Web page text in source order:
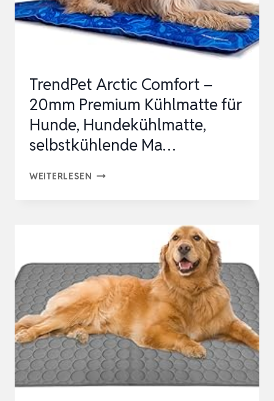
KÜHLMATTE
HUND
SELBSTKÜHLENDE
TrendPet Arctic Comfort –
20mm Premium Kühlmatte für
Hunde, Hundekühlmatte,
selbstkühlende Ma…
WEITERLESEN TRENDPET
PREMIUM
KÜHLMATTE
FÜR
HUNDE,
HUNDEKÜHLMATTE,
SELBSTKÜHLENDE
MA…